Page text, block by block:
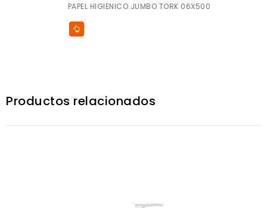
PAPEL HIGIENICO JUMBO TORK 06X500
Productos relacionados